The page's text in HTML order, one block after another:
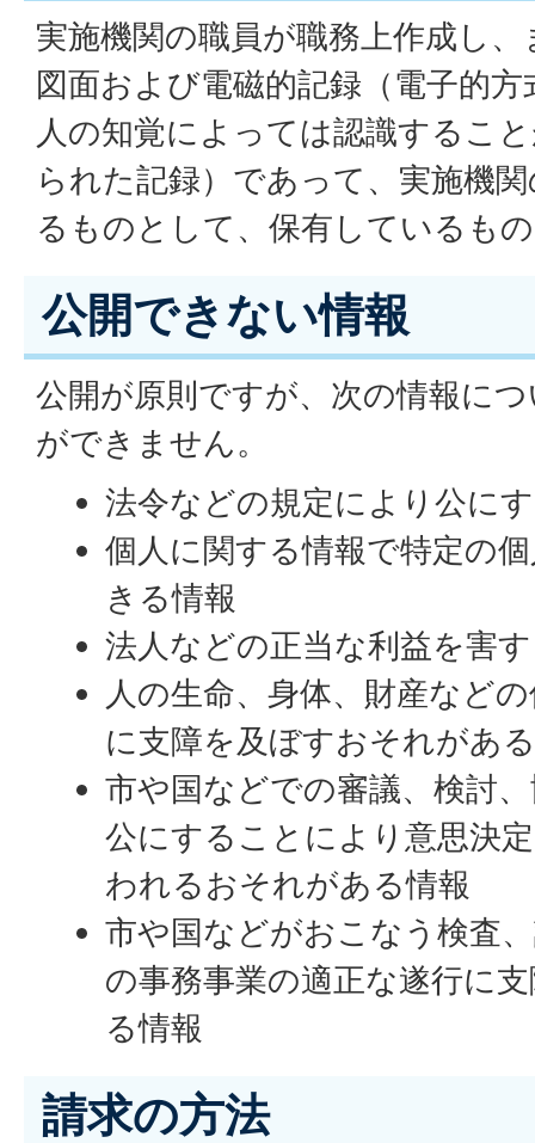
実施機関の職員が職務上作成し
図面および電磁的記録（電子的
人の知覚によっては認識するこ
られた記録）であって、実施機
るものとして、保有しているも
公開できない情報
公開が原則ですが、次の情報に
ができません。
法令などの規定により公に
個人に関する情報で特定の
きる情報
法人などの正当な利益を害
人の生命、身体、財産など
に支障を及ぼすおそれがあ
市や国などでの審議、検討
公にすることにより意思決
われるおそれがある情報
市や国などがおこなう検査
の事務事業の適正な遂行に
る情報
請求の方法